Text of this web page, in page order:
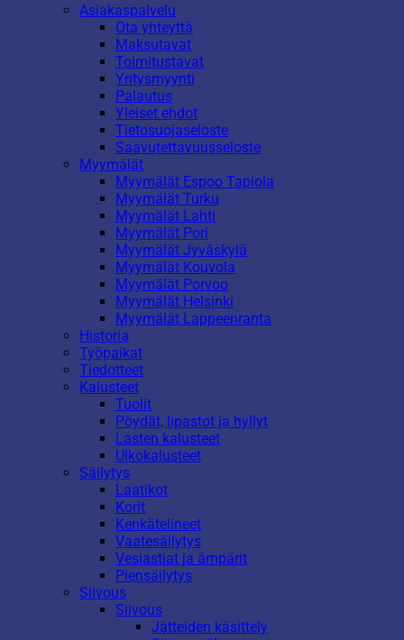
Asiakaspalvelu
Ota yhteyttä
Maksutavat
Toimitustavat
Yritysmyynti
Palautus
Yleiset ehdot
Tietosuojaseloste
Saavutettavuusseloste
Myymälät
Myymälät Espoo Tapiola
Myymälät Turku
Myymälät Lahti
Myymälät Pori
Myymälät Jyväskylä
Myymälät Kouvola
Myymälät Porvoo
Myymälät Helsinki
Myymälät Lappeenranta
Historia
Työpaikat
Tiedotteet
Kalusteet
Tuolit
Pöydät, lipastot ja hyllyt
Lasten kalusteet
Ulkokalusteet
Säilytys
Laatikot
Korit
Kenkätelineet
Vaatesäilytys
Vesiastiat ja ämpärit
Piensäilytys
Siivous
Siivous
Jätteiden käsittely